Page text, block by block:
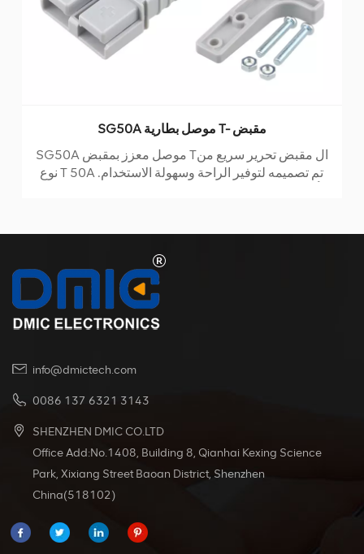
SG50A موصل بطارية T- مقبض
SG50A موصل معزز بمقبض Tال مقبض تحرير سريع من
نوع T 50A تم تصميمه لتوفير الراحة وسهولة الاستخدام.
فولت. يمكنها تحمل مجموعة كبيرة من درجات حرارة
التشغيل ، من -20 درجة مئوية إلى + 125 درجة مئوية ، مما
info@dmictech.com
0086 137 6321 3143
SHENZHEN DMIC CO.LTD
Office Add:No.1408, Building 8, Qianhai Kexing Science
Park, Xixiang Street Baoan District, Shenzhen
China(518102)